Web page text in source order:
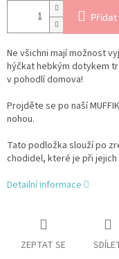
Přidat
Ne všichni mají možnost
hýčkat hebkým dotykem
v pohodlí domova!
Projděte se po naší
nohou.
Tato podložka slouží po
chodidel, které je při
Detailní informace
ZEPTAT SE